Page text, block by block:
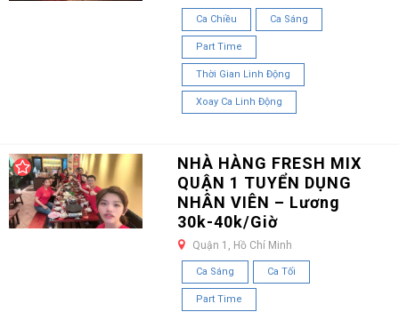
Ca Chiều Ca Sáng
Part Time
Thời Gian Linh Động
Xoay Ca Linh Động
NHÀ HÀNG FRESH MIX
QUẬN 1 TUYỂN DỤNG
NHÂN VIÊN – Lương
30k-40k/Giờ
Quận 1, Hồ Chí Minh
Ca Sáng Ca Tối
Part Time